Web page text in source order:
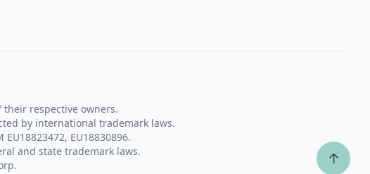
respective owners.
by international trademark laws.
EU18830896.
and state trademark laws.
↑